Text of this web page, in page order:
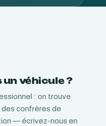
véhicule ?
: on trouve
des confrères de
— écrivez-nous en